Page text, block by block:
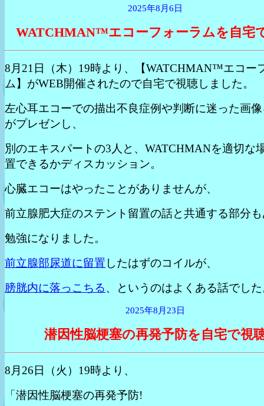
2025年8月6日
WATCHMAN™エコーフォーラムを自宅
8月21日（木）19時より、【WATCHMAN™エコー
ム】がWEB開催されたので自宅で視聴しました。
左心耳エコーでの描出不良症例や判断に迷った画
がプレゼンし、
別のエキスパートの3人と、WATCHMANを適切な
置できるかディスカッション。
心臓エコーはやったことがありませんが、
前立腺肥大症のステント留置の話と共通する部分
勉強になりました。
前立腺部尿道に留置 したはずのコイルが、
膀胱内に落っこちる、というのはよくある話でし
2025年8月23日
潜因性脳梗塞の再発予防を自宅で視
8月26日（火）19時より、
「潜因性脳梗塞の再発予防!